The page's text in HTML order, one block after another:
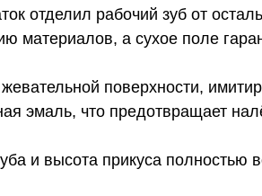
отделил рабочий зуб от
а сухое поле
поверхности,
эмаль, что предотвращает
и высота прикуса полностью